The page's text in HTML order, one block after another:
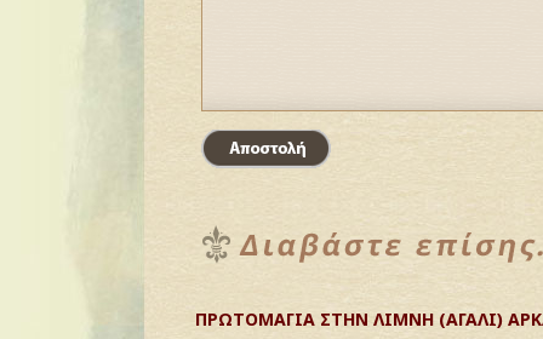
ΠΡΩΤΟΜΑΓΙΑ ΣΤΗΝ ΛΙΜΝΗ (ΑΓΑΛΙ)